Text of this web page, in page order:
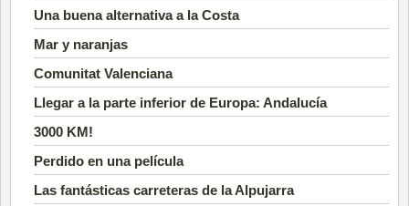
Una buena alternativa a la Costa
Mar y naranjas
Comunitat Valenciana
Llegar a la parte inferior de Europa: Andalucía
3000 KM!
Perdido en una película
Las fantásticas carreteras de la Alpujarra